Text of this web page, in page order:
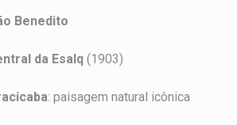
Benedito
da Esalq (1903)
: paisagem natural icônica